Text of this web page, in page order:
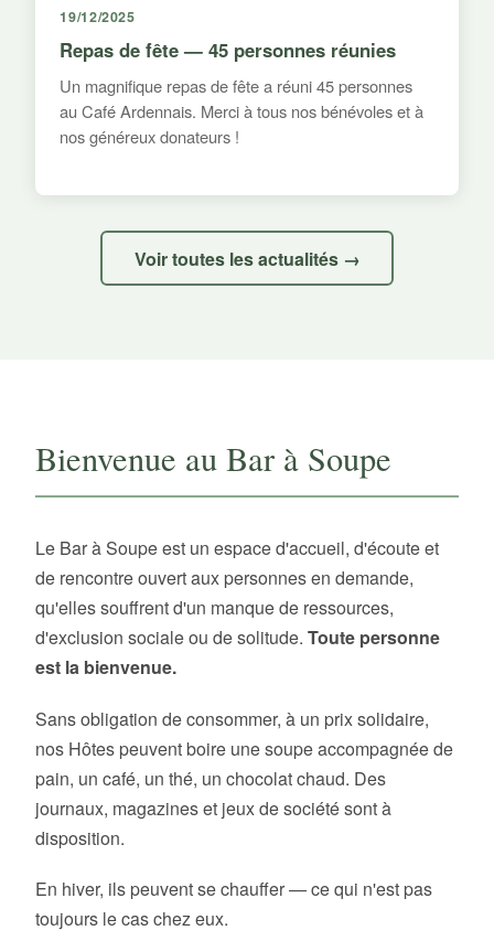
19/12/2025
Repas de fête — 45 personnes réunies
Un magnifique repas de fête a réuni 45 personnes
au Café Ardennais. Merci à tous nos bénévoles et à
nos généreux donateurs !
Voir toutes les actualités →
Bienvenue au Bar à Soupe
Le Bar à Soupe est un espace d'accueil, d'écoute et
de rencontre ouvert aux personnes en demande,
qu'elles souffrent d'un manque de ressources,
d'exclusion sociale ou de solitude. Toute personne
est la bienvenue.
Sans obligation de consommer, à un prix solidaire,
nos Hôtes peuvent boire une soupe accompagnée de
pain, un café, un thé, un chocolat chaud. Des
journaux, magazines et jeux de société sont à
disposition.
En hiver, ils peuvent se chauffer — ce qui n'est pas
toujours le cas chez eux.